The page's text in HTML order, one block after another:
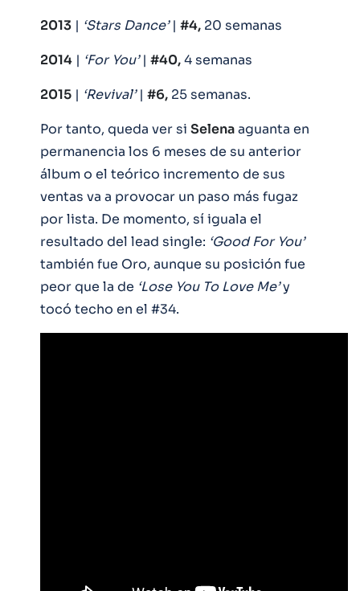
2013 | ‘Stars Dance’| #4, 20 semanas
2014 | ‘For You’| #40,4 semanas
2015 | ‘Revival’| #6, 25 semanas.
Por tanto, queda ver si Selenaaguanta en
permanencia los 6 meses de su anterior
álbum o el teórico incremento de sus
ventas va a provocar un paso más fugaz
por lista. De momento, sí iguala el
resultado del lead single: ‘Good For You’
también fue Oro, aunque su posición fue
peor que la de ‘Lose You To Love Me’y
tocó techo en el #34.